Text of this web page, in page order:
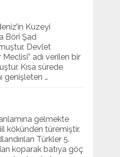
Kuzeyi
Böri Şad
Devlet
adı verilen bir
Kısa sürede
genişleten …
gelmekte
kökünden türemiştir.
Türkler 5.
koparak batıya göç